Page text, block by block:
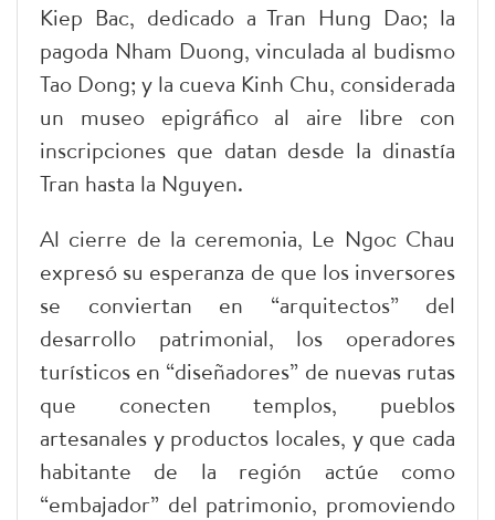
Kiep Bac, dedicado a Tran Hung Dao; la
pagoda Nham Duong, vinculada al budismo
Tao Dong; y la cueva Kinh Chu, considerada
un museo epigráfico al aire libre con
inscripciones que datan desde la dinastía
Tran hasta la Nguyen.
Al cierre de la ceremonia, Le Ngoc Chau
expresó su esperanza de que los inversores
se conviertan en “arquitectos” del
desarrollo patrimonial, los operadores
turísticos en “diseñadores” de nuevas rutas
que conecten templos, pueblos
artesanales y productos locales, y que cada
habitante de la región actúe como
“embajador” del patrimonio, promoviendo